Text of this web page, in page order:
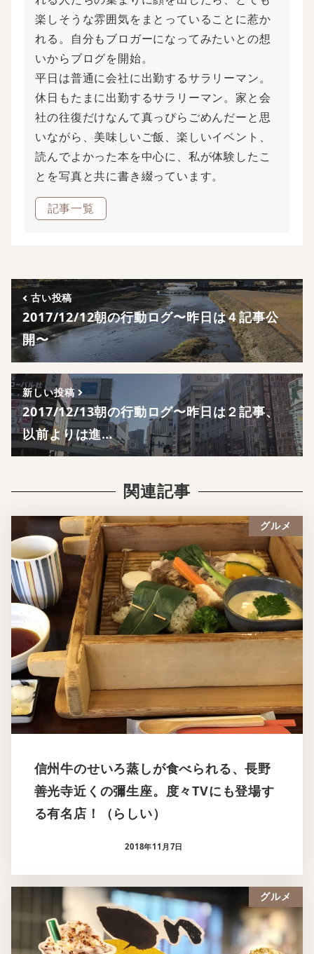
楽しそうな雰囲気をまとっていることに惹か
れる。自分もブロガーになってみたいとの想
いからブログを開始。
平日は普通に会社に出勤するサラリーマン。
休日もたまに出勤するサラリーマン。家と会
社の往復だけなんて真っぴらごめんだーと思
いながら、美味しいご飯、楽しいイベント、
読んでよかった本を中心に、私が体験したこ
とを写真と共に書き綴っています。
記事一覧
古い投稿
2017/12/12朝の行動ログ〜昨日は４記事公
開〜
新しい投稿
2017/12/13朝の行動ログ〜昨日は２記事、
以前よりは進…
関連記事
グルメ
信州牛のせいろ蒸しが食べられる、長野
善光寺近くの彌生座。度々TVにも登場す
る有名店！（らしい）
2018年11月7日
グルメ